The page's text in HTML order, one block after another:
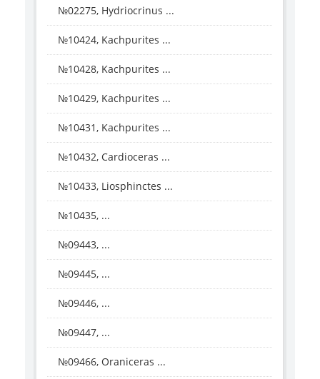
№02275, Hydriocrinus ...
№10424, Kachpurites ...
№10428, Kachpurites ...
№10429, Kachpurites ...
№10431, Kachpurites ...
№10432, Cardioceras ...
№10433, Liosphinctes ...
№10435, ...
№09443, ...
№09445, ...
№09446, ...
№09447, ...
№09466, Oraniceras ...